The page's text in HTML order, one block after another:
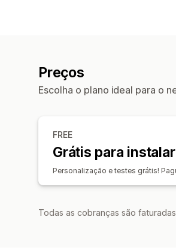
Preços
Escolha o plano ideal para o
FREE
Grátis para instalar
Personalização e testes grátis!
Todas as cobranças são faturadas